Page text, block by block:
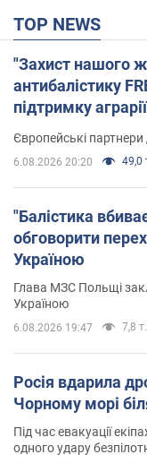
TOP NEWS
"Захист нашого
антибалістику
підтримку
Європейські
6.08.2026 20:20 49,0
"Балістика
обговорити
Україною
Глава МЗС Польщі
Україною
6.08.2026 19:47 7,8 т.
Росія вдарила
Чорному морі
Під час евакуації
одного удару